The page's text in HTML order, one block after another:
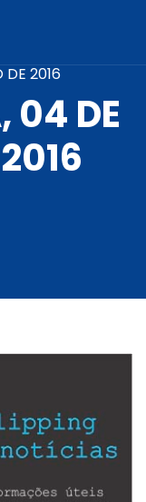
DE 2016
04 DE